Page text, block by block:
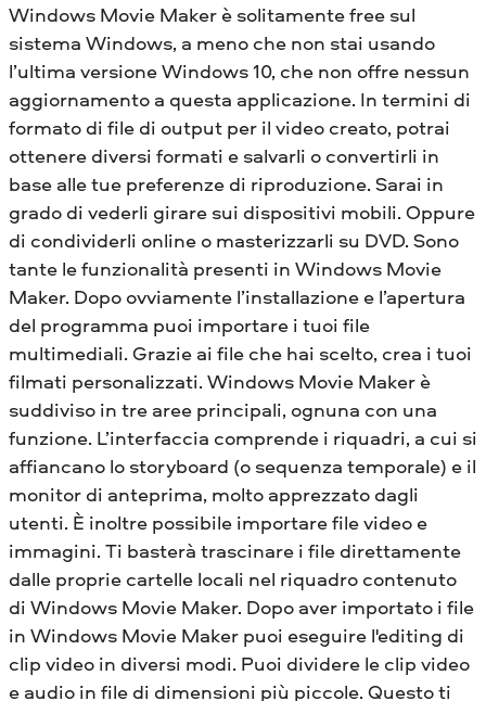
Windows Movie Maker è solitamente free sul
sistema Windows, a meno che non stai usando
l’ultima versione Windows 10, che non offre nessun
aggiornamento a questa applicazione. In termini di
formato di file di output per il video creato, potrai
ottenere diversi formati e salvarli o convertirli in
base alle tue preferenze di riproduzione. Sarai in
grado di vederli girare sui dispositivi mobili. Oppure
di condividerli online o masterizzarli su DVD. Sono
tante le funzionalità presenti in Windows Movie
Maker. Dopo ovviamente l’installazione e l’apertura
del programma puoi importare i tuoi file
multimediali. Grazie ai file che hai scelto, crea i tuoi
filmati personalizzati. Windows Movie Maker è
suddiviso in tre aree principali, ognuna con una
funzione. L’interfaccia comprende i riquadri, a cui si
affiancano lo storyboard (o sequenza temporale) e il
monitor di anteprima, molto apprezzato dagli
utenti. È inoltre possibile importare file video e
immagini. Ti basterà trascinare i file direttamente
dalle proprie cartelle locali nel riquadro contenuto
di Windows Movie Maker. Dopo aver importato i file
in Windows Movie Maker puoi eseguire l'editing di
clip video in diversi modi. Puoi dividere le clip video
e audio in file di dimensioni più piccole. Questo ti